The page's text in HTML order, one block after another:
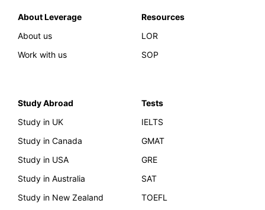
About Leverage
About us
Work with us
Resources
LOR
SOP
Study Abroad
Study in UK
Study in Canada
Study in USA
Study in Australia
Study in New Zealand
Tests
IELTS
GMAT
GRE
SAT
TOEFL